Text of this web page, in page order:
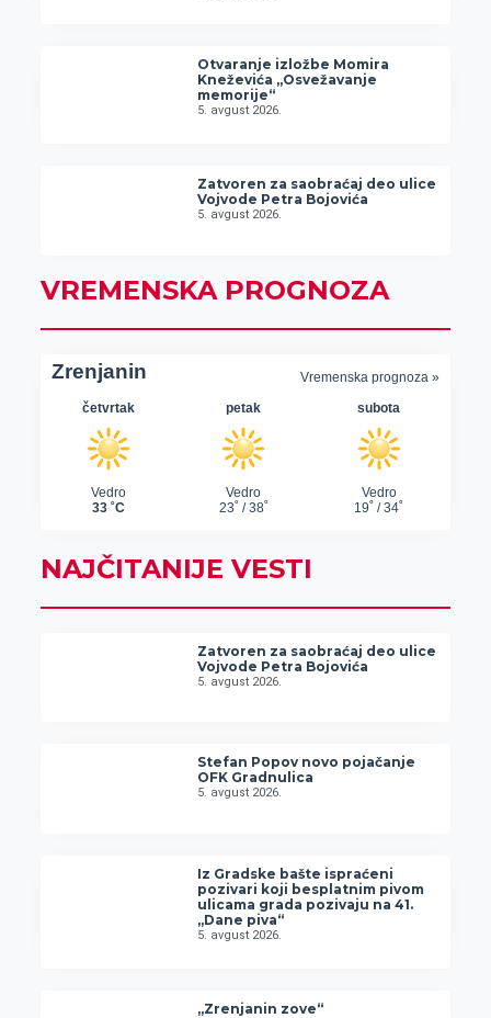
Otvaranje izložbe Momira
Kneževića „Osvežavanje
memorije“
5. avgust 2026.
Zatvoren za saobraćaj deo ulice
Vojvode Petra Bojovića
5. avgust 2026.
VREMENSKA PROGNOZA
NAJČITANIJE VESTI
Zatvoren za saobraćaj deo ulice
Vojvode Petra Bojovića
5. avgust 2026.
Stefan Popov novo pojačanje
OFK Gradnulica
5. avgust 2026.
Iz Gradske bašte ispraćeni
pozivari koji besplatnim pivom
ulicama grada pozivaju na 41.
„Dane piva“
5. avgust 2026.
„Zrenjanin zove“